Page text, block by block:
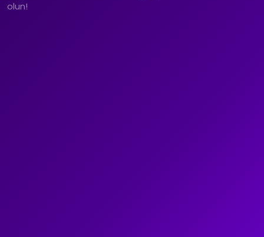
olun!